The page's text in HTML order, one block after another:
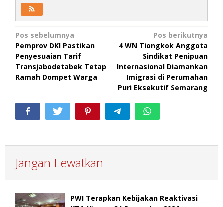
Navigasi
pos
Pos sebelumnya
Pemprov DKI Pastikan
Penyesuaian Tarif
Transjabodetabek Tetap
Ramah Dompet Warga
Pos berikutnya
4 WN Tiongkok Anggota
Sindikat Penipuan
Internasional Diamankan
Imigrasi di Perumahan
Puri Eksekutif Semarang
Jangan Lewatkan
PWI Terapkan Kebijakan Reaktivasi